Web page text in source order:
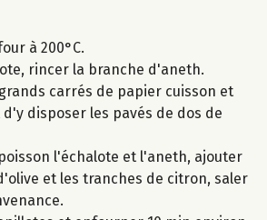
à 200°C.
rincer la branche d'aneth.
carrés de papier cuisson et
disposer les pavés de dos de
l'échalote et l'aneth, ajouter
et les tranches de citron, saler